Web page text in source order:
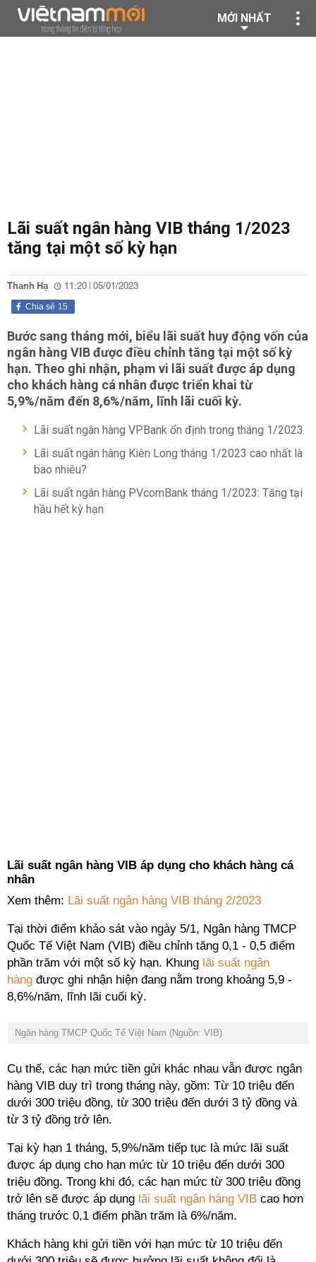
MỚI NHẤT
Lãi suất ngân hàng VIB tháng 1/2023
tăng tại một số kỳ hạn
Thanh Hạ 11:20 | 05/01/2023
15
Chia sẻ
Bước sang tháng mới, biểu lãi suất huy động vốn của
ngân hàng VIB được điều chỉnh tăng tại một số kỳ
hạn. Theo ghi nhận, phạm vi lãi suất được áp dụng
cho khách hàng cá nhân được triển khai từ
5,9%/năm đến 8,6%/năm, lĩnh lãi cuối kỳ.
Lãi suất ngân hàng VPBank ổn định trong tháng 1/2023
Lãi suất ngân hàng Kiên Long tháng 1/2023 cao nhất là
bao nhiêu?
Lãi suất ngân hàng PVcomBank tháng 1/2023: Tăng tại
hầu hết kỳ hạn
Lãi suất ngân hàng VIB áp dụng cho khách hàng cá
nhân
Xem thêm: Lãi suất ngân hàng VIB tháng 2/2023
Tại thời điểm khảo sát vào ngày 5/1, Ngân hàng TMCP
Quốc Tế Việt Nam (VIB) điều chỉnh tăng 0,1 - 0,5 điểm
phần trăm với một số kỳ hạn. Khung lãi suất ngân
hàng được ghi nhận hiện đang nằm trong khoảng 5,9 -
8,6%/năm, lĩnh lãi cuối kỳ.
Ngân hàng TMCP Quốc Tế Việt Nam (Nguồn: VIB)
Cụ thể, các hạn mức tiền gửi khác nhau vẫn được ngân
hàng VIB duy trì trong tháng này, gồm: Từ 10 triệu đến
dưới 300 triệu đồng, từ 300 triệu đến dưới 3 tỷ đồng và
từ 3 tỷ đồng trở lên.
Tại kỳ hạn 1 tháng, 5,9%/năm tiếp tục là mức lãi suất
được áp dụng cho hạn mức từ 10 triệu đến dưới 300
triệu đồng. Trong khi đó, các hạn mức từ 300 triệu đồng
trở lên sẽ được áp dụng lãi suất ngân hàng VIB cao hơn
tháng trước 0,1 điểm phần trăm là 6%/năm.
Khách hàng khi gửi tiền với hạn mức từ 10 triệu đến